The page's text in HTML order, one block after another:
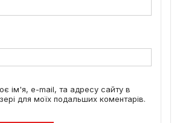
ім'я, e-mail, та адресу сайту в
для моїх подальших коментарів.